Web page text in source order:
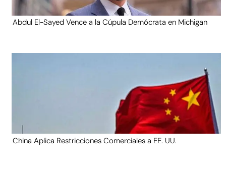
Abdul El-Sayed Vence a la Cúpula Demócrata en Michigan
China Aplica Restricciones Comerciales a EE. UU.